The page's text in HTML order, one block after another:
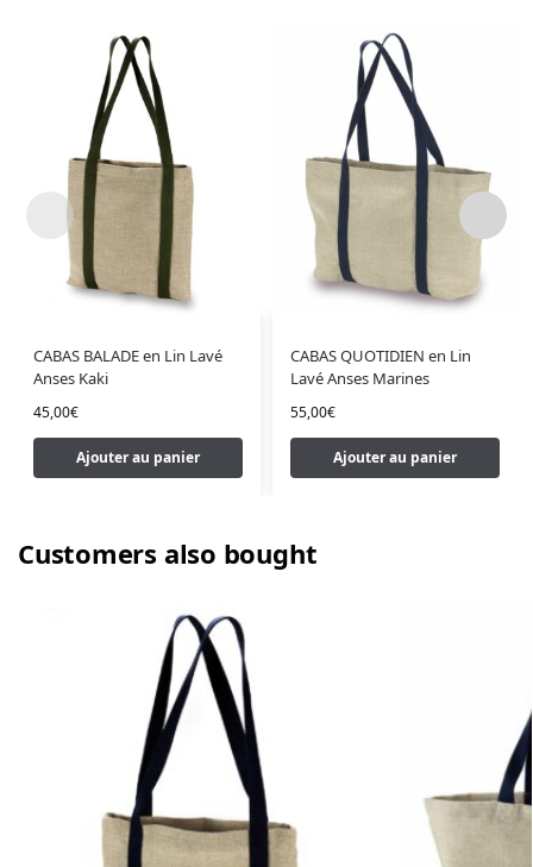
CABAS BALADE en Lin Lavé
Anses Kaki
45,00€
Ajouter au panier
CABAS QUOTIDIEN en Lin
Lavé Anses Marines
55,00€
Ajouter au panier
Customers also bought